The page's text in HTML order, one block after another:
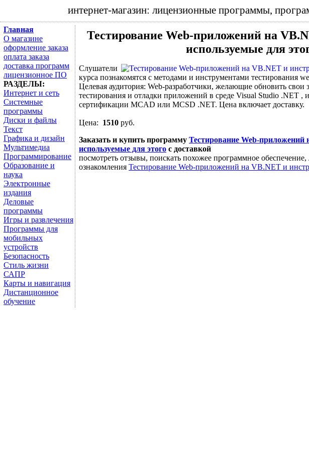
интернет-магазин: лицензионные программы,
Главная
О магазине
оформление заказа
оплата заказа
доставка программ
лицензионное ПО
РАЗДЕЛЫ:
Интернет и сеть
Системные
программы
Диски и файлы
Текст
Графика и дизайн
Мультимедиа
Программирование
Образование и
наука
Электронные
издания
Деловые
программы
Игры и развлечения
Программы для
мобильных
устройств
Безопасность
Стиль жизни
САПР
Карты и навигация
Дистанционное
обучение
Тестирование Web-приложений на
используемые для
Слушатели
курса познакомятся с методами и инструментами тестирования
Целевая аудитория: Web-разработчики, желающие обновить свои
тестирования и отладки приложений в среде Visual Studio .NET ,
сертификации MCAD или MCSD .NET. Цена включает доставку.
Цена: 1510 руб.
Заказать и купить программу Тестирование Web-
используемые для этого с доставкой
посмотреть отзывы, поискать похожее программное обеспечение,
ознакомления Тестирование Web-приложений на VB.NET и